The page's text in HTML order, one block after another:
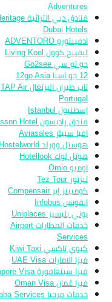
Adventures
فنادق دبي التراثية Heritage
Dubai Hotels
ادفينتورو ADVENTORO
ليفينج كوول Living Kool
جو تو سي Go2see
12 جو اسيا 12go Asia
تاب طيران البرتغال TAP Air
Portugal
إسطنبول Istanbul
فندق راديسون Radisson Hotel
افيا سييلز Aviasales
هوستل وورلد Hostelworld
هوتل لوك Hotellook
اوميو Omio
تيزتور Tez Tour
كومبينز إير Compensair
انفوبس Infobus
يوني بليسيز Uniplaces
خدمات المطارات Airport
Services
كيوي تاكسي Kiwi Taxi
فيزا الامارات UAE Visa
فيزا سينغافورة Singapore Visa
فيزا عُمان Oman Visa
خدمات مرحبا Marhaba Services